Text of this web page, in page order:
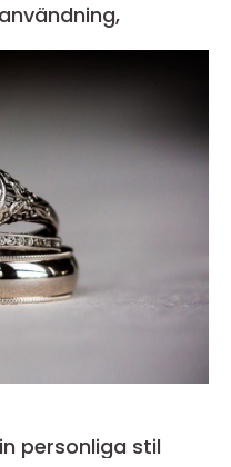
personliga stil